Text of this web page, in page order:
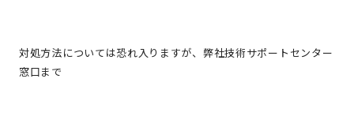
対処方法については恐れ入りますが、弊社技術サポートセンター
窓口まで